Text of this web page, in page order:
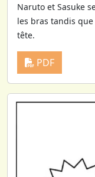
Naruto et Sasuke
les bras tandis
tête.
PDF